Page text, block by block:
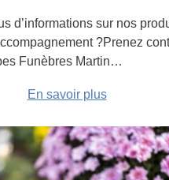
d’informations sur nos
?Prenez
Funèbres Martin…
En savoir plus